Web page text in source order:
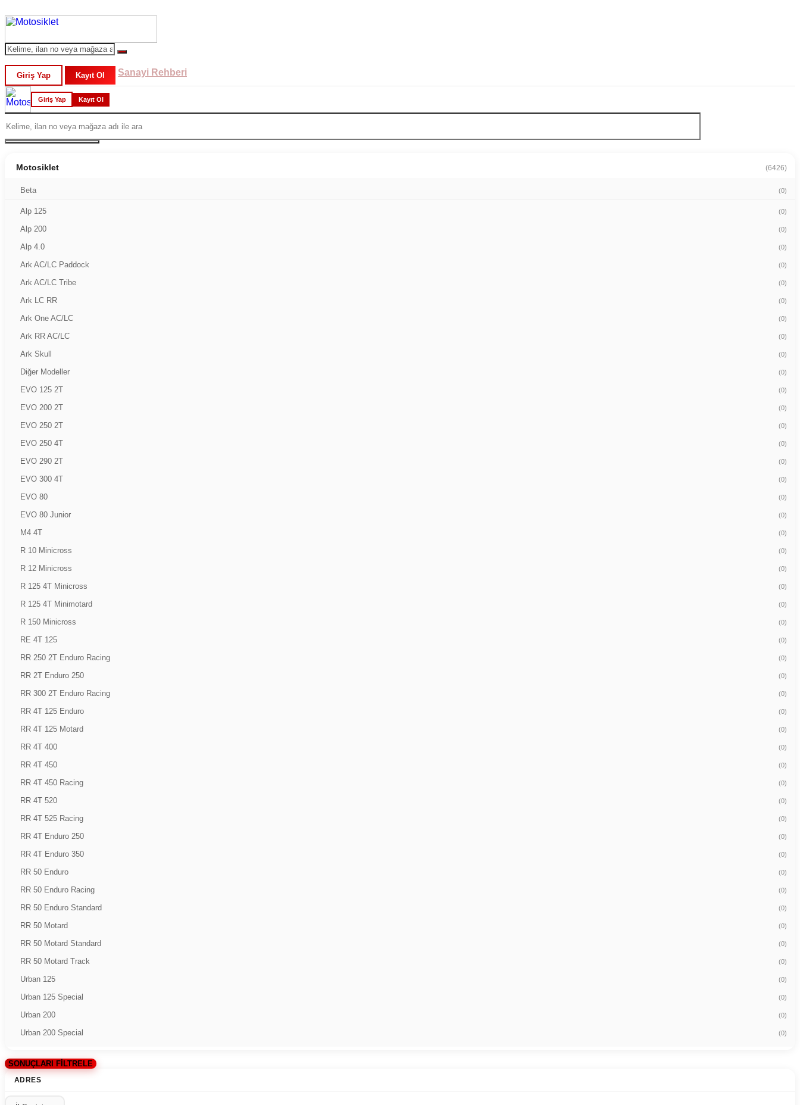
Giriş Yap Kayıt Ol Sanayi Rehberi
Giriş Yap Kayıt Ol
Motosiklet (6426)
Beta (0)
Alp 125 (0)
Alp 200 (0)
Alp 4.0 (0)
Ark AC/LC Paddock (0)
Ark AC/LC Tribe (0)
Ark LC RR (0)
Ark One AC/LC (0)
Ark RR AC/LC (0)
Ark Skull (0)
Diğer Modeller (0)
EVO 125 2T (0)
EVO 200 2T (0)
EVO 250 2T (0)
EVO 250 4T (0)
EVO 290 2T (0)
EVO 300 4T (0)
EVO 80 (0)
EVO 80 Junior (0)
M4 4T (0)
R 10 Minicross (0)
R 12 Minicross (0)
R 125 4T Minicross (0)
R 125 4T Minimotard (0)
R 150 Minicross (0)
RE 4T 125 (0)
RR 250 2T Enduro Racing (0)
RR 2T Enduro 250 (0)
RR 300 2T Enduro Racing (0)
RR 4T 125 Enduro (0)
RR 4T 125 Motard (0)
RR 4T 400 (0)
RR 4T 450 (0)
RR 4T 450 Racing (0)
RR 4T 520 (0)
RR 4T 525 Racing (0)
RR 4T Enduro 250 (0)
RR 4T Enduro 350 (0)
RR 50 Enduro (0)
RR 50 Enduro Racing (0)
RR 50 Enduro Standard (0)
RR 50 Motard (0)
RR 50 Motard Standard (0)
RR 50 Motard Track (0)
Urban 125 (0)
Urban 125 Special (0)
Urban 200 (0)
Urban 200 Special (0)
SONUÇLARI FİLTRELE
ADRES